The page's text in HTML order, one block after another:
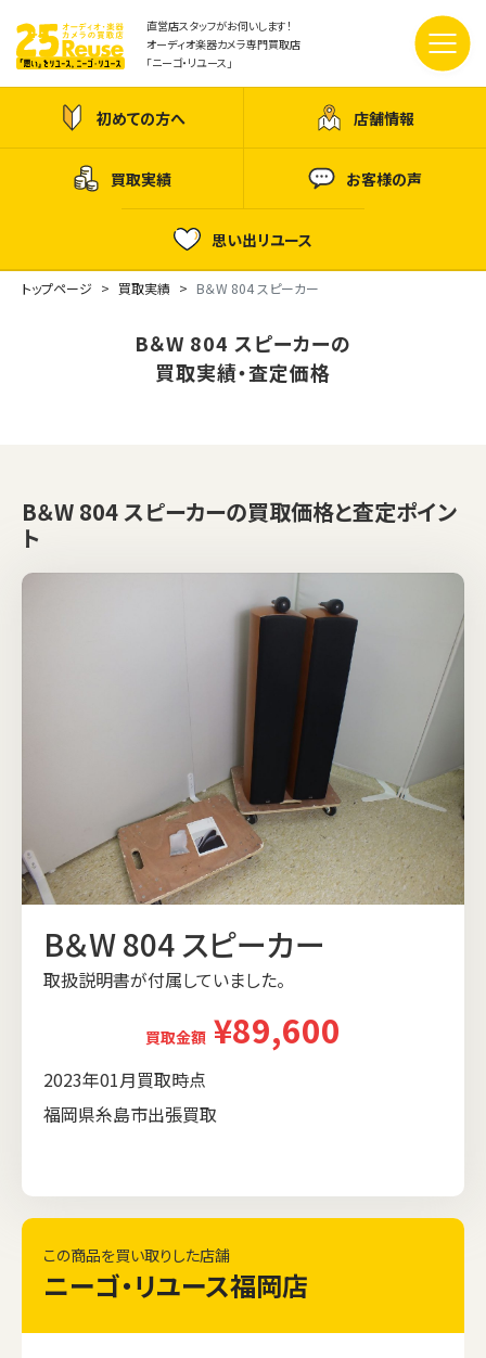
直営店スタッフがお伺いします！
オーディオ楽器カメラ専門買取店
「ニーゴ・リユース」
初めての方へ 店舗情報
買取実績 お客様の声
思い出リユース
トップページ 買取実績 B＆W 804 スピーカー
B＆W 804 スピーカーの
買取実績・査定価格
B＆W 804 スピーカーの買取価格と査定ポイン
ト
B＆W 804 スピーカー
取扱説明書が付属していました。
買取金額 ¥89,600
2023年01月買取時点
福岡県糸島市出張買取
この商品を買い取りした店舗
ニーゴ・リユース福岡店